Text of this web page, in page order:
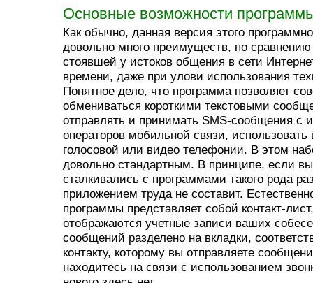
Основные возможности
Как обычно, данная версия этого
довольно много преимуществ, по
стоявшей у истоков общения в сети
времени, даже при улови использования
Понятное дело, что программа позволяет
обмениваться короткими текстовыми
отправлять и принимать SMS-сообщения с
операторов мобильной связи, использовать
голосовой или видео телефонии. В этом
довольно стандартным. В принципе, если
сталкивались с программами такого рода
приложением труда не составит.
программы представляет собой контакт-
отображаются учетные записи ваших
сообщений разделено на вкладки,
контакту, которому вы отправляете
находитесь на связи с использованием